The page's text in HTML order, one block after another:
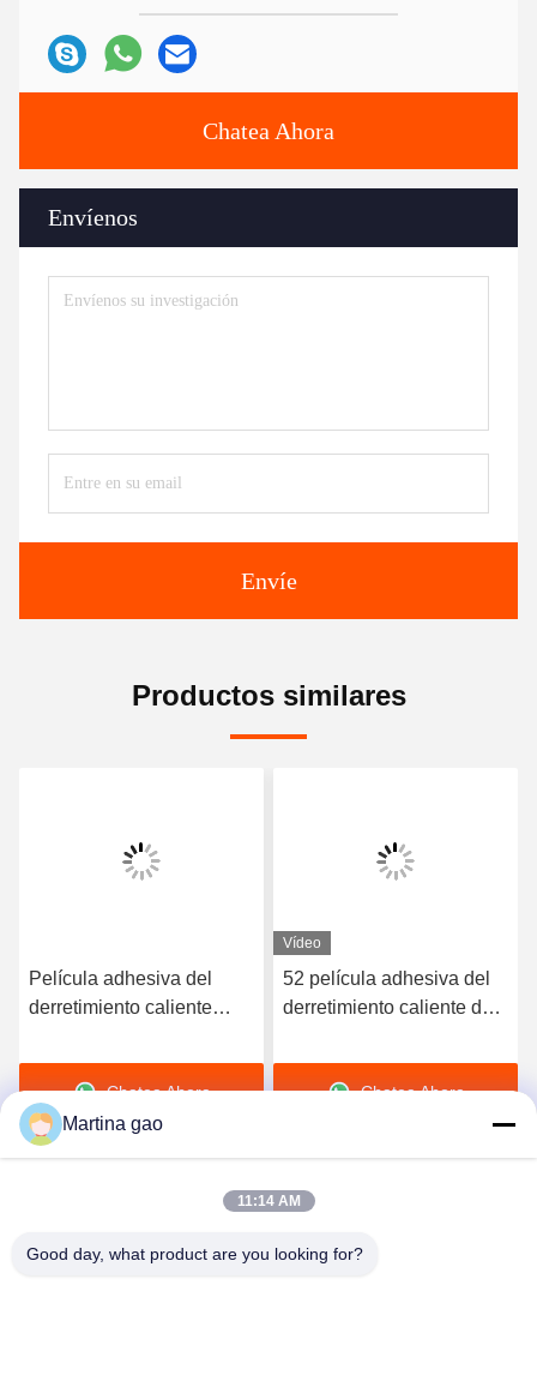
Chatea Ahora
Envíenos
Envíe
Productos similares
Película adhesiva del
derretimiento caliente
del poliuretano 3412
Chatea Ahora
Vídeo
52 película adhesiva del
derretimiento caliente de
A para la ropa interior
inconsútilChatea Ahora
Shenzhen Tunsing Plastic Products Co., Ltd.
Martina gao
11:14 AM
Good day, what product are you looking for?